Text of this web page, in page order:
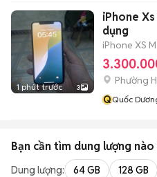
1 phút trước 3
iPhone
dụng
iPhone XS
Phường
QQuốc
Bạn cần tìm dung lượng nào
Dung lượng: 64 GB 128 GB